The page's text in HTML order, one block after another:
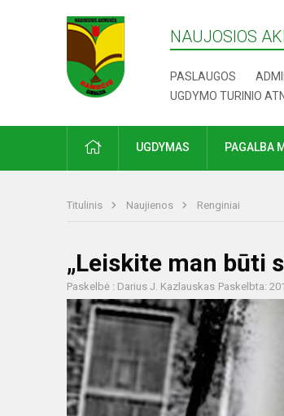
NAUJOSIOS
PASLAUGOS
UGDYMO TURINIO
UGDYMAS PAGALBA
Titulinis Naujienos Renginiai
„Leiskite man būti
Paskelbė : Darius J. Kazlauskas Paskelbta: